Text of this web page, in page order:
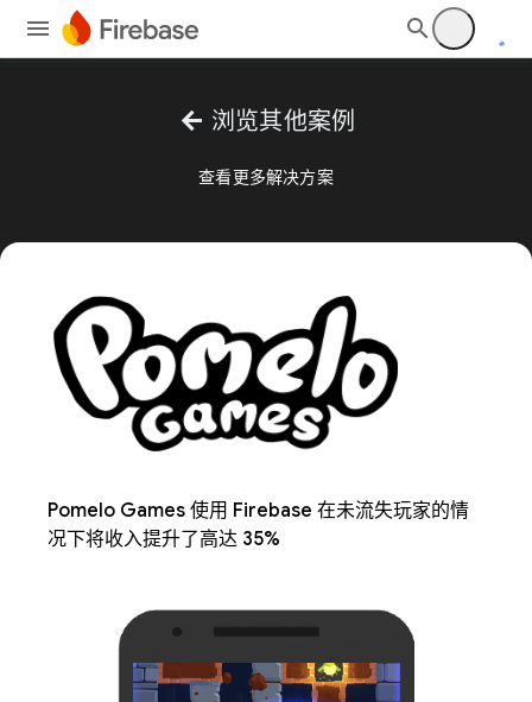
arrow_back 浏览其他案例
查看更多解决方案
Pomelo Games 使用 Firebase 在未流失玩家的情
况下将收入提升了高达 35%